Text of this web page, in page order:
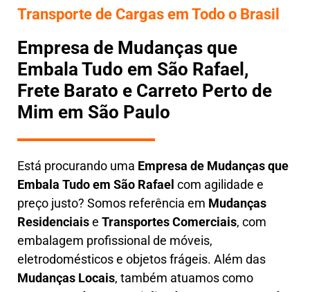
Transporte de Cargas em Todo o Brasil
Empresa de Mudanças que
Embala Tudo em São Rafael,
Frete Barato e Carreto Perto de
Mim em São Paulo
Está procurando uma Empresa de Mudanças que
Embala Tudo em São Rafael com agilidade e
preço justo? Somos referência em Mudanças
Residenciaise Transportes Comerciais, com
embalagem profissional de móveis,
eletrodomésticos e objetos frágeis. Além das
Mudanças Locais, também atuamos como